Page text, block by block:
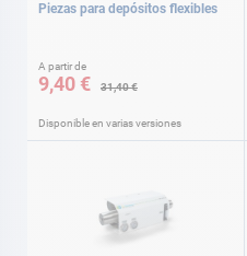
Piezas para depósitos flexibles
A partir de
9,40 € 31,40 €
Disponible en varias versiones